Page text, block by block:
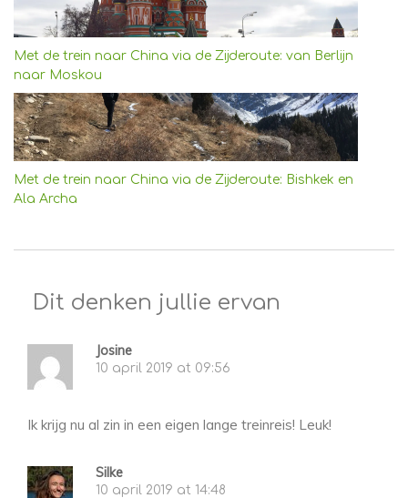
Met de trein naar China via de Zijderoute: van Berlijn
naar Moskou
Met de trein naar China via de Zijderoute: Bishkek en
Ala Archa
Dit denken jullie ervan
Josine
10 april 2019 at 09:56
Ik krijg nu al zin in een eigen lange treinreis! Leuk!
Silke
10 april 2019 at 14:48